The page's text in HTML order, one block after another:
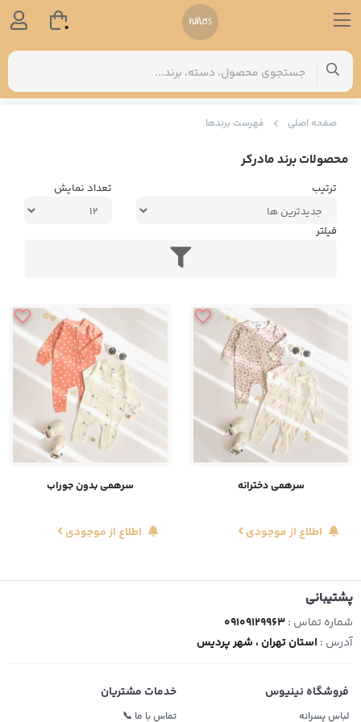
صفحه اصلی فهرست برندها
محصولات برند مادرکر
ترتیب تعداد نمایش
فیلتر
سرهمی دخترانه
اطلاع از موجودی
سرهمی بدون جوراب
اطلاع از موجودی
پشتیبانی
شماره تماس :09109129963
آدرس : استان تهران ، شهر پردیس
فروشگاه نینیوس
لباس پسرانه
خدمات مشتریان
تماس با ما 📞
0